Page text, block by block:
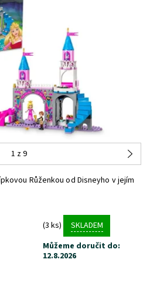
1 z 9
Růženkou od Disneyho v jejím
(3 ks)
SKLADEM
Můžeme doručit do:
12.8.2026